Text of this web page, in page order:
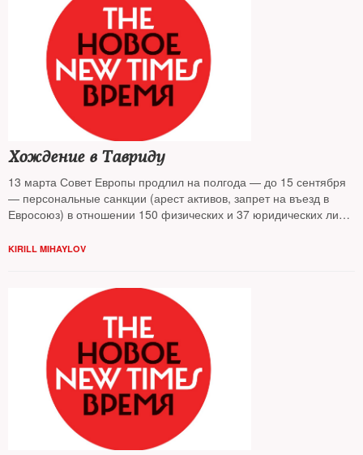
Хождение в Тавриду
13 марта Совет Европы продлил на полгода — до 15 сентября
— персональные санкции (арест активов, запрет на въезд в
Евросоюз) в отношении 150 физических и 37 юридических лиц,
территориальной целостности Украины.
KIRILL MIHAYLOV